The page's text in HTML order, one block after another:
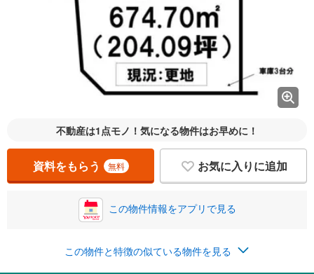
不動産は1点モノ！気になる物件はお早めに！
資料をもらう 無料 お気に入りに追加
この物件情報をアプリで見る
この物件と特徴の似ている物件を見る